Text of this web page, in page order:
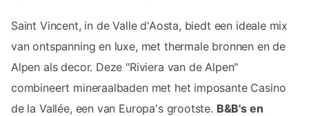
Saint Vincent, in de Valle d'Aosta, biedt een ideale mix
van ontspanning en luxe, met thermale bronnen en de
Alpen als decor. Deze "Riviera van de Alpen"
combineert mineraalbaden met het imposante Casino
de la Vallée, een van Europa's grootste. B&B's en